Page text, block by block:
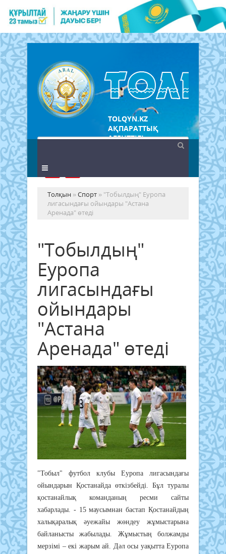
TOLQYN.KZ
АҚПАРАТТЫҚ
АГЕНТТІГІ
Толқын »Спорт » "Тобылдың" Еуропа
лигасындағы ойындары "Астана
Аренада" өтеді
"Тобылдың"
Еуропа
лигасындағы
ойындары
"Астана
Аренада" өтеді
"Тобыл" футбол клубы Еуропа лигасындағы
ойындарын Қостанайда өткізбейді. Бұл туралы
қостанайлық команданың ресми сайты
хабарлады. - 15 маусымнан бастап Қостанайдың
халықаралық әуежайы жөндеу жұмыстарына
байланысты жабылады. Жұмыстың болжамды
мерзімі – екі жарым ай. Дәл осы уақытта Еуропа